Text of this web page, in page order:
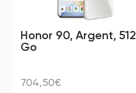
Honor 90, Argent, 512
Go
704,50€